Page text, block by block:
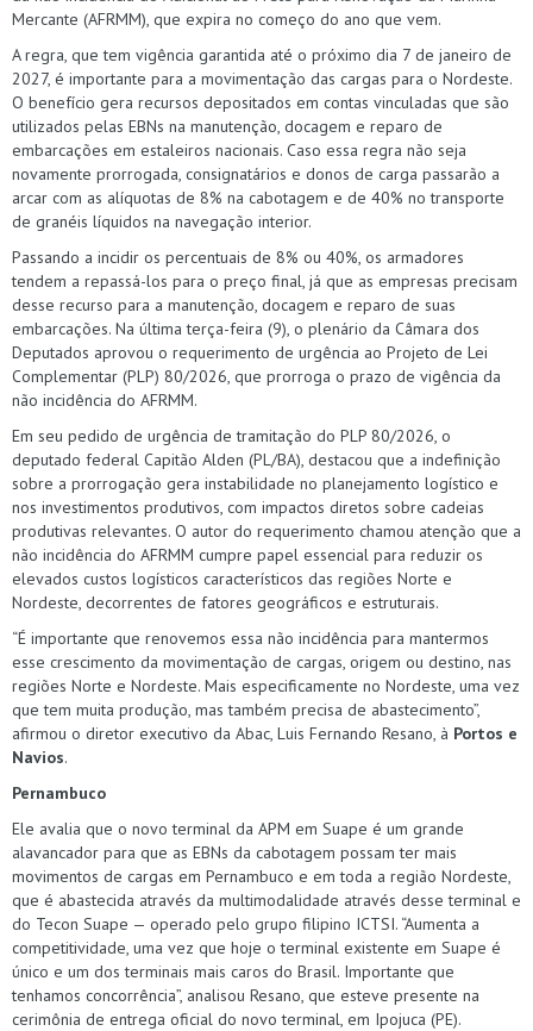
Mercante (AFRMM), que expira no começo do ano que vem.
A regra, que tem vigência garantida até o próximo dia 7 de janeiro de
2027, é importante para a movimentação das cargas para o Nordeste.
O benefício gera recursos depositados em contas vinculadas que são
utilizados pelas EBNs na manutenção, docagem e reparo de
embarcações em estaleiros nacionais. Caso essa regra não seja
novamente prorrogada, consignatários e donos de carga passarão a
arcar com as alíquotas de 8% na cabotagem e de 40% no transporte
de granéis líquidos na navegação interior.
Passando a incidir os percentuais de 8% ou 40%, os armadores
tendem a repassá-los para o preço final, já que as empresas precisam
desse recurso para a manutenção, docagem e reparo de suas
embarcações. Na última terça-feira (9), o plenário da Câmara dos
Deputados aprovou o requerimento de urgência ao Projeto de Lei
Complementar (PLP) 80/2026, que prorroga o prazo de vigência da
não incidência do AFRMM.
Em seu pedido de urgência de tramitação do PLP 80/2026, o
deputado federal Capitão Alden (PL/BA), destacou que a indefinição
sobre a prorrogação gera instabilidade no planejamento logístico e
nos investimentos produtivos, com impactos diretos sobre cadeias
produtivas relevantes. O autor do requerimento chamou atenção que a
não incidência do AFRMM cumpre papel essencial para reduzir os
elevados custos logísticos característicos das regiões Norte e
Nordeste, decorrentes de fatores geográficos e estruturais.
“É importante que renovemos essa não incidência para mantermos
esse crescimento da movimentação de cargas, origem ou destino, nas
regiões Norte e Nordeste. Mais especificamente no Nordeste, uma vez
que tem muita produção, mas também precisa de abastecimento”,
afirmou o diretor executivo da Abac, Luis Fernando Resano, à Portos e
Navios.
Pernambuco
Ele avalia que o novo terminal da APM em Suape é um grande
alavancador para que as EBNs da cabotagem possam ter mais
movimentos de cargas em Pernambuco e em toda a região Nordeste,
que é abastecida através da multimodalidade através desse terminal e
do Tecon Suape — operado pelo grupo filipino ICTSI. “Aumenta a
competitividade, uma vez que hoje o terminal existente em Suape é
único e um dos terminais mais caros do Brasil. Importante que
tenhamos concorrência”, analisou Resano, que esteve presente na
cerimônia de entrega oficial do novo terminal, em Ipojuca (PE).